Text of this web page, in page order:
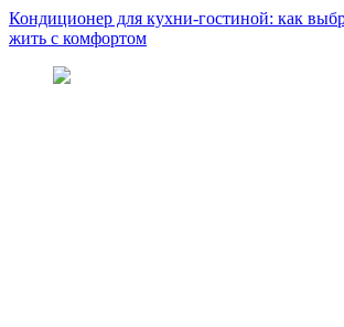
Кондиционер для кухни‑гостиной: как
жить с комфортом